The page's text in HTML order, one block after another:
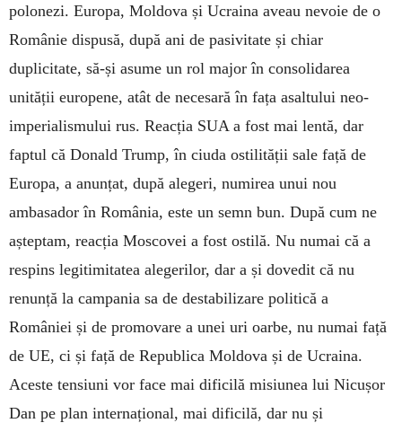
polonezi. Europa, Moldova și Ucraina aveau nevoie de o
Românie dispusă, după ani de pasivitate și chiar
duplicitate, să-și asume un rol major în consolidarea
unității europene, atât de necesară în fața asaltului neo-
imperialismului rus. Reacția SUA a fost mai lentă, dar
faptul că Donald Trump, în ciuda ostilității sale față de
Europa, a anunțat, după alegeri, numirea unui nou
ambasador în România, este un semn bun. După cum ne
așteptam, reacția Moscovei a fost ostilă. Nu numai că a
respins legitimitatea alegerilor, dar a și dovedit că nu
renunță la campania sa de destabilizare politică a
României și de promovare a unei uri oarbe, nu numai față
de UE, ci și față de Republica Moldova și de Ucraina.
Aceste tensiuni vor face mai dificilă misiunea lui Nicușor
Dan pe plan internațional, mai dificilă, dar nu și